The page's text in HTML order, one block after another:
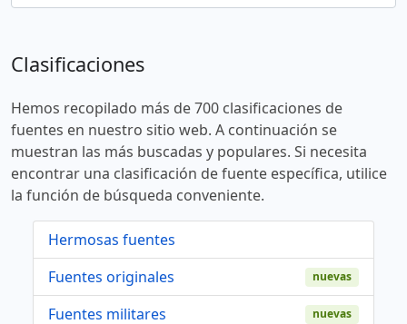
Clasificaciones
Hemos recopilado más de 700 clasificaciones de
fuentes en nuestro sitio web. A continuación se
muestran las más buscadas y populares. Si necesita
encontrar una clasificación de fuente específica, utilice
la función de búsqueda conveniente.
Hermosas fuentes
Fuentes originales
nuevas
Fuentes militares nuevas